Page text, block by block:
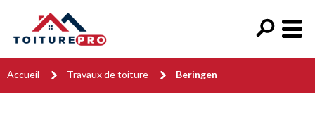
Accueil Travaux de toiture Beringen